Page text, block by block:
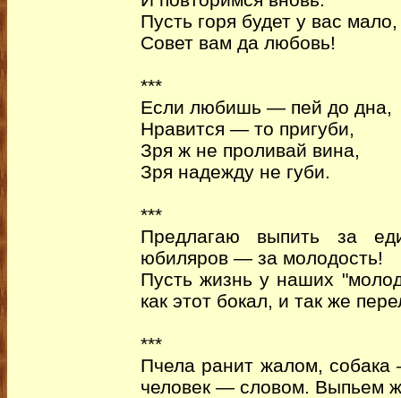
Пусть горя будет у вас мало,
Совет вам да любовь!
***
Если любишь — пей до дна,
Нравится — то пригуби,
Зря ж не проливай вина,
Зря надежду не губи.
***
Предлагаю выпить за
юбиляров — за молодость!
Пусть жизнь у наших
как этот бокал, и так же
***
Пчела ранит жалом,
человек — словом. Выпьем